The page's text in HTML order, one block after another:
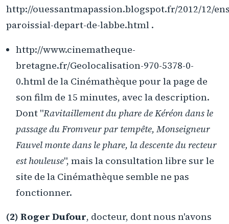
http://ouessantmapassion.blogspot.fr/2012/12/
paroissial-depart-de-labbe.html .
http://www.cinematheque-
bretagne.fr/Geolocalisation-970-5378-0-
0.html de la Cinémathèque pour la page de
son film de 15 minutes, avec la description.
Dont "Ravitaillement du phare de Kéréon dans le
passage du Fromveur par tempête, Monseigneur
Fauvel monte dans le phare, la descente du recteur
est houleuse", mais la consultation libre sur le
site de la Cinémathèque semble ne pas
fonctionner.
(2) Roger Dufour, docteur, dont nous n'avons